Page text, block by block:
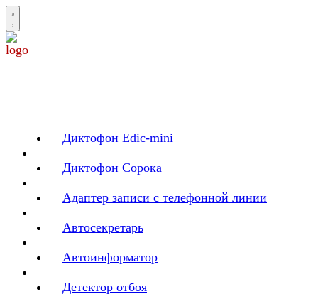
Диктофон Edic-mini
Диктофон Сорока
Адаптер записи с телефонной линии
Автосекретарь
Автоинформатор
Детектор отбоя